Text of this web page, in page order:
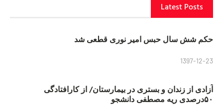
Latest Posts
حکم شش سال حبس امیر نوری قطعی شد
1397-12-23
آزادی از زندان و بستری در بیمارستان/ از کارافتادگی
۵۰درصدی ریه مصطفی دانشجو